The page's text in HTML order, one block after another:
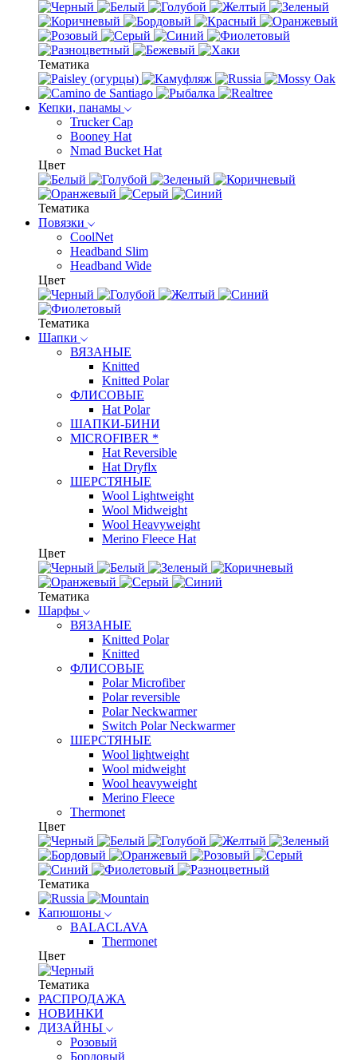
Тематика
Кепки, панамы
Trucker Cap
Booney Hat
Nmad Bucket Hat
Цвет
Тематика
Повязки
CoolNet
Headband Slim
Headband Wide
Цвет
Тематика
Шапки
ВЯЗАНЫЕ
Knitted
Knitted Polar
ФЛИСОВЫЕ
Hat Polar
ШАПКИ-БИНИ
MICROFIBER *
Hat Reversible
Hat Dryflx
ШЕРСТЯНЫЕ
Wool Lightweight
Wool Midweight
Wool Heavyweight
Merino Fleece Hat
Цвет
Тематика
Шарфы
ВЯЗАНЫЕ
Knitted Polar
Knitted
ФЛИСОВЫЕ
Polar Microfiber
Polar reversible
Polar Neckwarmer
Switch Polar Neckwarmer
ШЕРСТЯНЫЕ
Wool lightweight
Wool midweight
Wool heavyweight
Merino Fleece
Thermonet
Цвет
Тематика
Капюшоны
BALACLAVA
Thermonet
Цвет
Тематика
РАСПРОДАЖА
НОВИНКИ
ДИЗАЙНЫ
Розовый
Бордовый